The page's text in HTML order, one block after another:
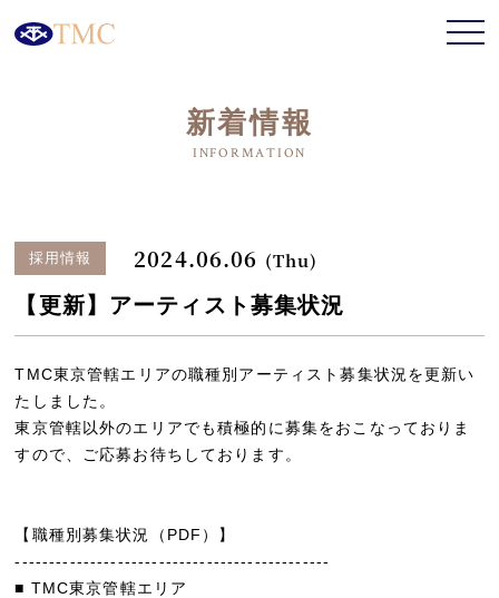
新着情報
採用情報 2024.06.06 (Thu)
【更新】アーティスト募集状況
TMC東京管轄エリアの職種別アーティスト募集状況を更新い
たしました。
東京管轄以外のエリアでも積極的に募集をおこなっておりま
すので、ご応募お待ちしております。
【職種別募集状況（PDF）】
----------------------------------------------
■ TMC東京管轄エリア